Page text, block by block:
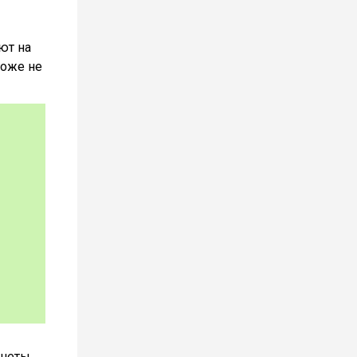
на
не